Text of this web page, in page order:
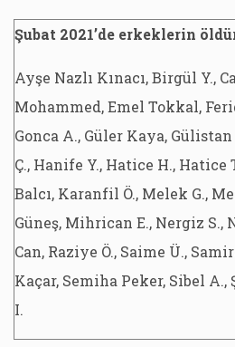
Şubat 2021’de erkeklerin
Ayşe Nazlı Kınacı, Birgül Y.,
Mohammed, Emel Tokkal,
Gonca A., Güler Kaya, Gülistan
Ç., Hanife Y., Hatice H., Hatice
Balcı, Karanfil Ö., Melek G.,
Güneş, Mihrican E., Nergiz S.,
Can, Raziye Ö., Saime Ü.,
Kaçar, Semiha Peker, Sibel A.,
I.